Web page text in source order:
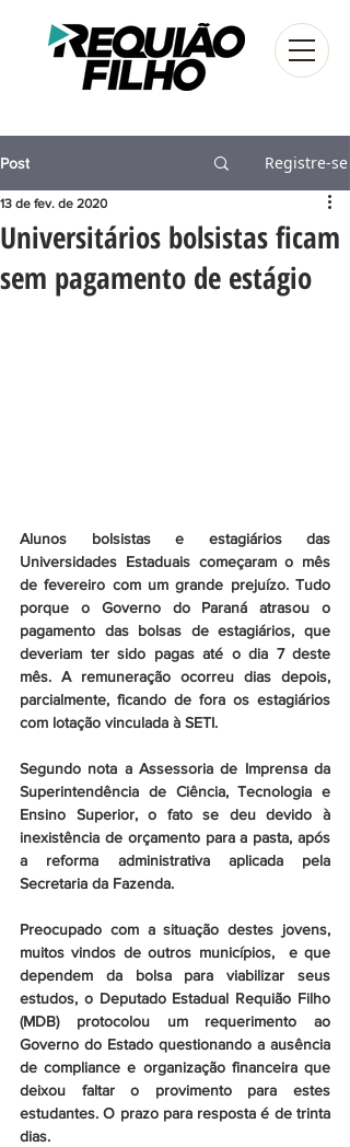
Post Registre-se
Universitários bolsistas ficam
sem pagamento de estágio
13 de fev. de 2020
Alunos bolsistas e estagiários das
Universidades Estaduais começaram o mês
de fevereiro com um grande prejuízo. Tudo
porque o Governo do Paraná atrasou o
pagamento das bolsas de estagiários, que
deveriam ter sido pagas até o dia 7 deste
mês. A remuneração ocorreu dias depois,
parcialmente, ficando de fora os estagiários
com lotação vinculada à SETI.
Segundo nota a Assessoria de Imprensa da
Superintendência de Ciência, Tecnologia e
Ensino Superior, o fato se deu devido à
inexistência de orçamento para a pasta, após
a reforma administrativa aplicada pela
Secretaria da Fazenda.
Preocupado com a situação destes jovens,
muitos vindos de outros municípios,  e que
dependem da bolsa para viabilizar seus
estudos, o Deputado Estadual Requião Filho
(MDB) protocolou um requerimento ao
Governo do Estado questionando a ausência
de compliance e organização financeira que
deixou faltar o provimento para estes
estudantes. O prazo para resposta é de trinta
dias.